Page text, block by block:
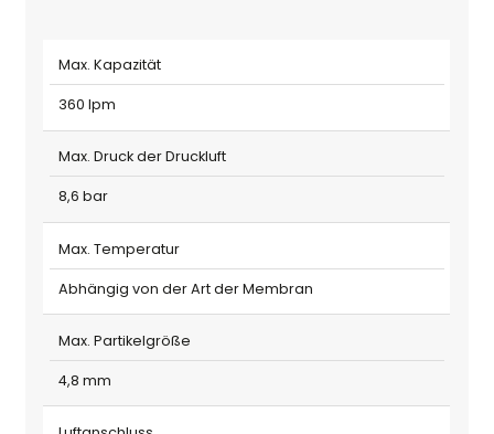
Max. Kapazität
360 lpm
Max. Druck der Druckluft
8,6 bar
Max. Temperatur
Abhängig von der Art der Membran
Max. Partikelgröße
4,8 mm